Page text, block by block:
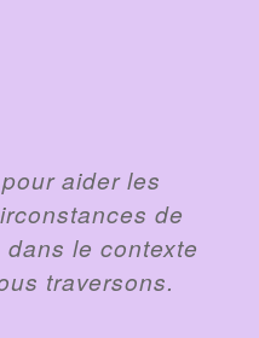
aider les
de
le contexte
traversons.